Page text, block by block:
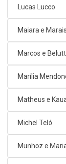
Lucas Lucco
Maiara e
Marcos e
Marília
Matheus e
Michel Teló
Munhoz e